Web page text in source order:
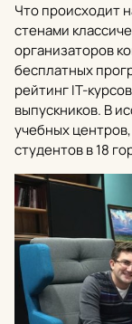
Что происходит
стенами
организаторов
бесплатных
рейтинг IT-
выпускников. В
учебных
студентов в 18